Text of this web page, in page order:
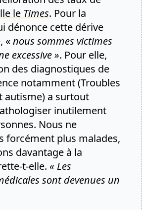
le Times. Pour la
dénonce cette dérive
«nous sommes victimes
excessive ». Pour elle,
des diagnostiques de
notamment (Troubles
autisme) a surtout
inutilement
Nous ne
forcément plus malades,
davantage à la
t-elle. « Les
sont devenues un